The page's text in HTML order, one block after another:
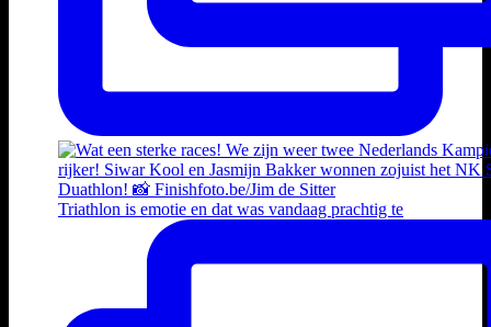
Triathlon is emotie en dat was vandaag prachtig te